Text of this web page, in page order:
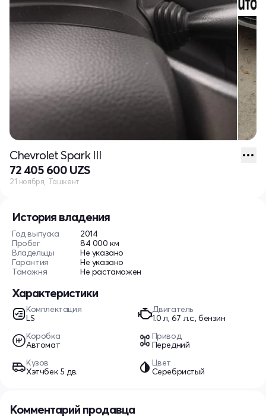
История владения
Год выпуска
2014
Пробег
84 000 км
Владельцы
Не указано
Гарантия
Не указано
Таможня
Не растаможен
Характеристики
Комплектация
LS
Двигатель
1.0 л, 67 л.с., бензин
Коробка
Автомат
Привод
Передний
Кузов
Хэтчбек 5 дв.
Цвет
Серебристый
Chevrolet Spark III
72 405 600 UZS
21 ноября, Ташкент
Комментарий продавца